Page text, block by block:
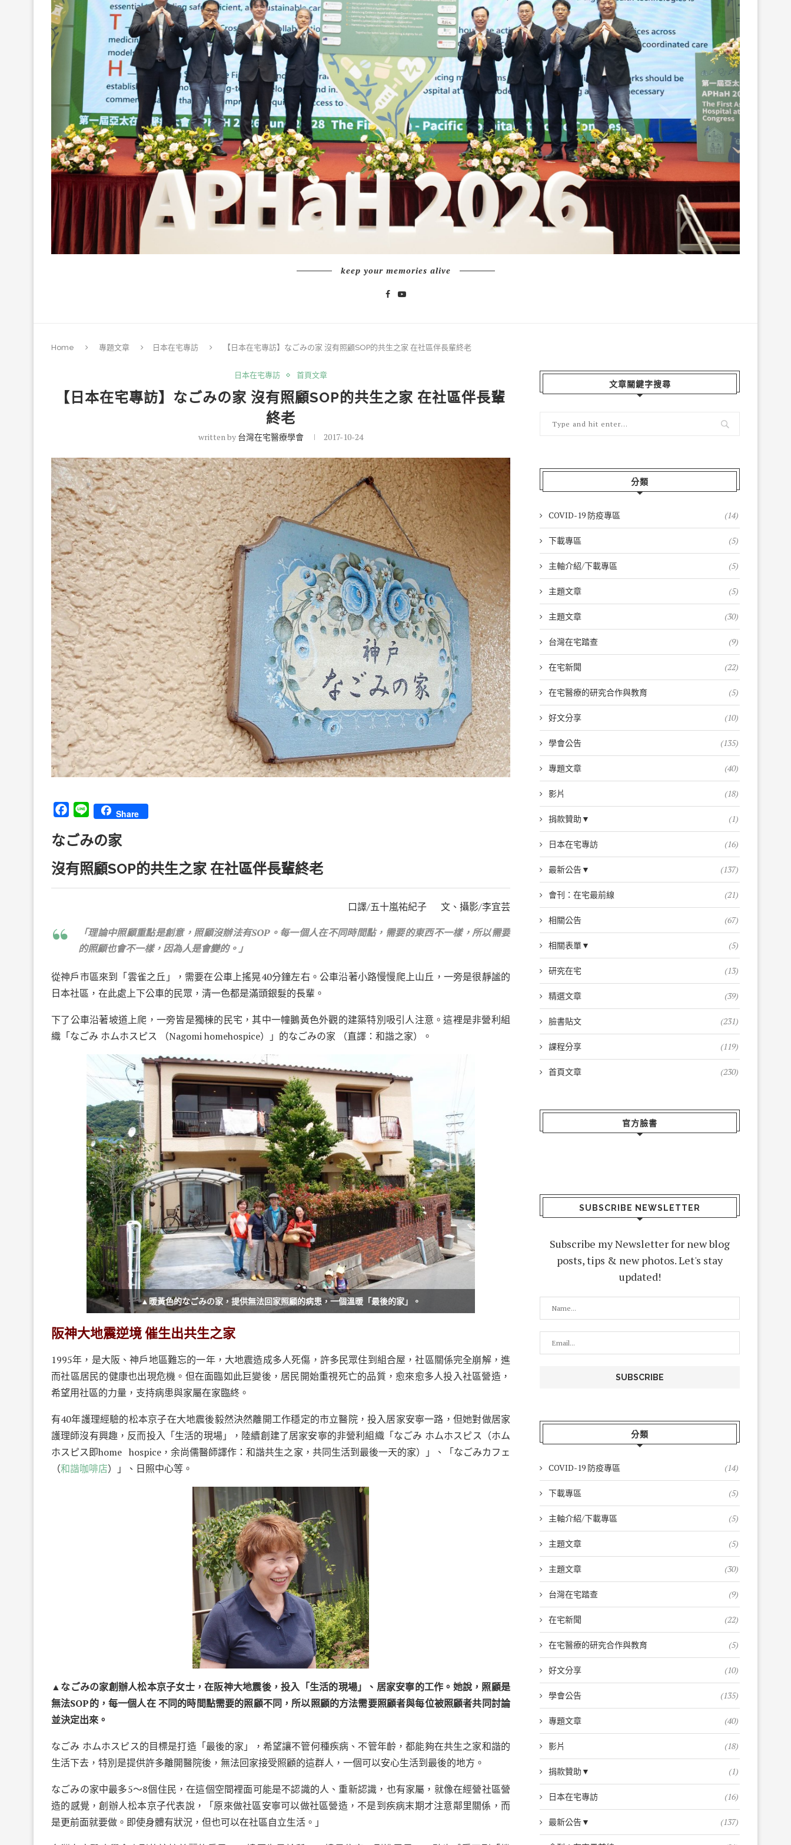
keep your memories alive
Home 專題文章 日本在宅專訪 【日本在宅專訪】なごみの家 沒有照顧SOP的共生之家 在社區伴長輩終老
日本在宅專訪 首頁文章
【日本在宅專訪】なごみの家 沒有照顧SOP的共生之家 在社區伴長輩
終老
written by 台灣在宅醫療學會 2017-10-24
Facebook
Line Share
なごみの家
沒有照顧SOP的共生之家 在社區伴長輩終老
口譯/五十嵐祐紀子 文、攝影/李宜芸
「理論中照顧重點是創意，照顧沒辦法有SOP。每一個人在不同時間點，需要的東西不一樣，所以需要
的照顧也會不一樣，因為人是會變的。」
從神戶市區來到「雲雀之丘」，需要在公車上搖晃40分鐘左右。公車沿著小路慢慢爬上山丘，一旁是很靜謐的
日本社區，在此處上下公車的民眾，清一色都是滿頭銀髮的長輩。
下了公車沿著坡道上爬，一旁皆是獨棟的民宅，其中一幢鵝黃色外觀的建築特別吸引人注意。這裡是非營利組
織「なごみ ホムホスピス （Nagomi homehospice）」的なごみの家 （直譯：和諧之家）。
▲暖黃色的なごみの家，提供無法回家照顧的病患，一個溫暖「最後的家」。
阪神大地震逆境催生出共生之家
1995年，是大阪、神戶地區難忘的一年，大地震造成多人死傷，許多民眾住到組合屋，社區關係完全崩解，進
而社區居民的健康也出現危機。但在面臨如此巨變後，居民開始重視死亡的品質，愈來愈多人投入社區營造，
希望用社區的力量，支持病患與家屬在家臨終。
有40年護理經驗的松本京子在大地震後毅然決然離開工作穩定的市立醫院，投入居家安寧一路，但她對做居家
護理師沒有興趣，反而投入「生活的現場」，陸續創建了居家安寧的非營利組織「なごみ ホムホスピス（ホム
ホスピス即home hospice ，余尚儒醫師譯作：和諧共生之家，共同生活到最後一天的家）」、「なごみカフェ
（和諧咖啡店）」、日照中心等。
▲なごみの家創辦人松本京子女士，在阪神大地震後，投入「生活的現場」、居家安寧的工作。她說，照顧是
無法SOP的，每一個人在 不同的時間點需要的照顧不同，所以照顧的方法需要照顧者與每位被照顧者共同討論
並決定出來。
なごみ ホムホスピス的目標是打造「最後的家」，希望讓不管何種疾病、不管年齡，都能夠在共生之家和諧的
生活下去，特別是提供許多離開醫院後，無法回家接受照顧的這群人，一個可以安心生活到最後的地方。
なごみの家中最多5～8個住民，在這個空間裡面可能是不認識的人、重新認識，也有家屬，就像在經營社區營
造的感覺，創辦人松本京子代表說，「原來做社區安寧可以做社區營造，不是到疾病末期才注意鄰里關係，而
是更前面就要做。即使身體有狀況，但也可以在社區自立生活。」
文章關鍵字搜尋
分類
COVID-19 防疫專區 (14)
下載專區 (5)
主軸介紹/下載專區 (5)
主題文章 (5)
主題文章 (30)
台灣在宅踏查 (9)
在宅新聞 (22)
在宅醫療的研究合作與教育 (5)
好文分享 (10)
學會公告 (135)
專題文章 (40)
影片 (18)
捐款贊助▼ (1)
日本在宅專訪 (16)
最新公告▼ (137)
會刊：在宅最前線 (21)
相關公告 (67)
相關表單▼ (5)
研究在宅 (13)
精選文章 (39)
臉書貼文 (231)
課程分享 (119)
首頁文章 (230)
官方臉書
SUBSCRIBE NEWSLETTER
Subscribe my Newsletter for new blog
posts, tips & new photos. Let's stay
updated!
分類
COVID-19 防疫專區 (14)
下載專區 (5)
主軸介紹/下載專區 (5)
主題文章 (5)
主題文章 (30)
台灣在宅踏查 (9)
在宅新聞 (22)
在宅醫療的研究合作與教育 (5)
好文分享 (10)
學會公告 (135)
專題文章 (40)
影片 (18)
捐款贊助▼ (1)
日本在宅專訪 (16)
最新公告▼ (137)